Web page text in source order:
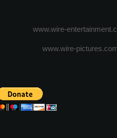
www.wire-
www.wire-